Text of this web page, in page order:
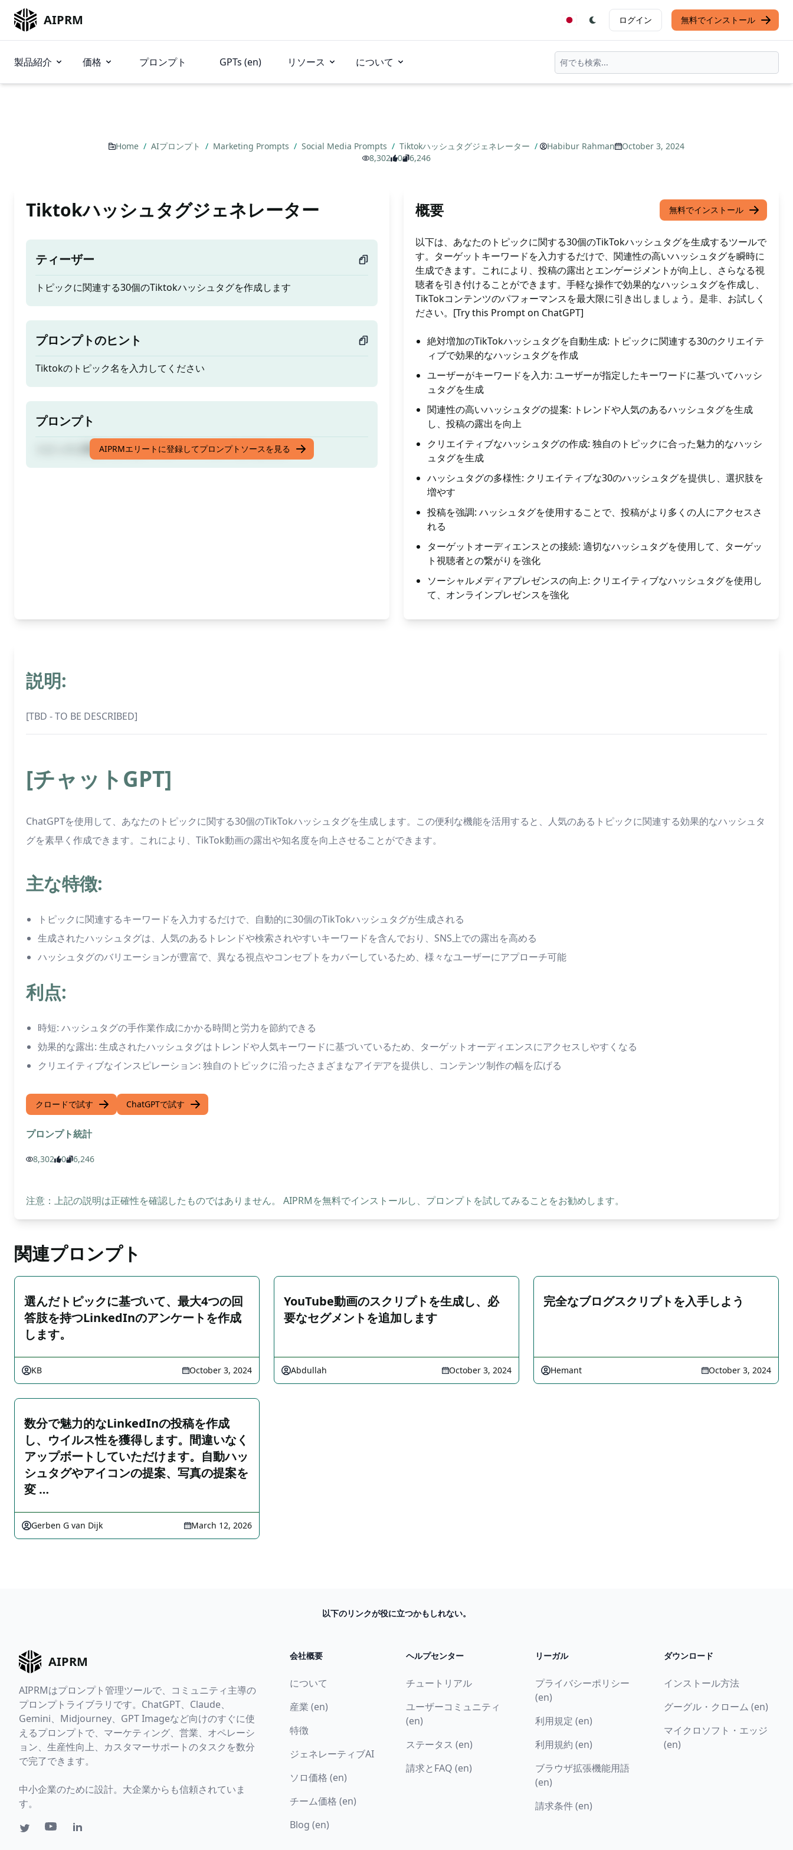
AIPRM ログイン 無料でインストール
製品紹介 価格 プロンプト GPTs (en) リソース について
Home / AIプロンプト / Marketing Prompts / Social Media Prompts / Tiktokハッシュタグジェネレーター / Habibur Rahman
October 3, 2024
8,302
0 6,246
Tiktokハッシュタグジェネレーター
ティーザー
トピックに関連する30個のTiktokハッシュタグを作成します
プロンプトのヒント
Tiktokのトピック名を入力してください
プロンプト
トピックに関連する30個のTiktokハッシュタグを作成します
AIPRMエリートに登録してプロンプトソースを見る
概要 無料でインストール
以下は、あなたのトピックに関する30個のTikTokハッシュタグを生成するツールで
す。ターゲットキーワードを入力するだけで、関連性の高いハッシュタグを瞬時に
生成できます。これにより、投稿の露出とエンゲージメントが向上し、さらなる視
聴者を引き付けることができます。手軽な操作で効果的なハッシュタグを作成し、
TikTokコンテンツのパフォーマンスを最大限に引き出しましょう。是非、お試しく
ださい。[Try this Prompt on ChatGPT]
絶対増加のTikTokハッシュタグを自動生成: トピックに関連する30のクリエイテ
ィブで効果的なハッシュタグを作成
ユーザーがキーワードを入力: ユーザーが指定したキーワードに基づいてハッシ
ュタグを生成
関連性の高いハッシュタグの提案: トレンドや人気のあるハッシュタグを生成
し、投稿の露出を向上
クリエイティブなハッシュタグの作成: 独自のトピックに合った魅力的なハッシ
ュタグを生成
ハッシュタグの多様性: クリエイティブな30のハッシュタグを提供し、選択肢を
増やす
投稿を強調: ハッシュタグを使用することで、投稿がより多くの人にアクセスさ
れる
ターゲットオーディエンスとの接続: 適切なハッシュタグを使用して、ターゲッ
ト視聴者との繋がりを強化
ソーシャルメディアプレゼンスの向上: クリエイティブなハッシュタグを使用し
て、オンラインプレゼンスを強化
説明:
[TBD - TO BE DESCRIBED]
[チャットGPT]
ChatGPTを使用して、あなたのトピックに関する30個のTikTokハッシュタグを生成します。この便利な機能を活用すると、人気のあるトピックに関連する効果的なハッシュタ
グを素早く作成できます。これにより、TikTok動画の露出や知名度を向上させることができます。
主な特徴:
トピックに関連するキーワードを入力するだけで、自動的に30個のTikTokハッシュタグが生成される
生成されたハッシュタグは、人気のあるトレンドや検索されやすいキーワードを含んでおり、SNS上での露出を高める
ハッシュタグのバリエーションが豊富で、異なる視点やコンセプトをカバーしているため、様々なユーザーにアプローチ可能
利点:
時短: ハッシュタグの手作業作成にかかる時間と労力を節約できる
効果的な露出: 生成されたハッシュタグはトレンドや人気キーワードに基づいているため、ターゲットオーディエンスにアクセスしやすくなる
クリエイティブなインスピレーション: 独自のトピックに沿ったさまざまなアイデアを提供し、コンテンツ制作の幅を広げる
クロードで試す ChatGPTで試す
プロンプト統計
8,302 0 6,246
注意：上記の説明は正確性を確認したものではありません。 AIPRMを無料でインストールし、プロンプトを試してみることをお勧めします。
関連プロンプト
選んだトピックに基づいて、最大4つの回
答肢を持つLinkedInのアンケートを作成
します。
KB October 3, 2024
YouTube動画のスクリプトを生成し、必
要なセグメントを追加します
Abdullah October 3, 2024
完全なブログスクリプトを入手しよう
Hemant October 3, 2024
数分で魅力的なLinkedInの投稿を作成
し、ウイルス性を獲得します。間違いなく
アップボートしていただけます。自動ハッ
シュタグやアイコンの提案、写真の提案を
変 …
Gerben G van Dijk March 12, 2026
以下のリンクが役に立つかもしれない。
AIPRM
AIPRMはプロンプト管理ツールで、コミュニティ主導の
プロンプトライブラリです。ChatGPT、Claude、
Gemini、Midjourney、GPT Imageなど向けのすぐに使
えるプロンプトで、マーケティング、営業、オペレーシ
ョン、生産性向上、カスタマーサポートのタスクを数分
で完了できます。
中小企業のために設計。大企業からも信頼されていま
す。
会社概要
について
産業 (en)
特徴
ジェネレーティブAI
ソロ価格 (en)
チーム価格 (en)
Blog (en)
ヘルプセンター
チュートリアル
ユーザーコミュニティ
(en)
ステータス (en)
請求とFAQ (en)
リーガル
プライバシーポリシー
(en)
利用規定 (en)
利用規約 (en)
ブラウザ拡張機能用語
(en)
請求条件 (en)
ダウンロード
インストール方法
グーグル・クローム (en)
マイクロソフト・エッジ
(en)